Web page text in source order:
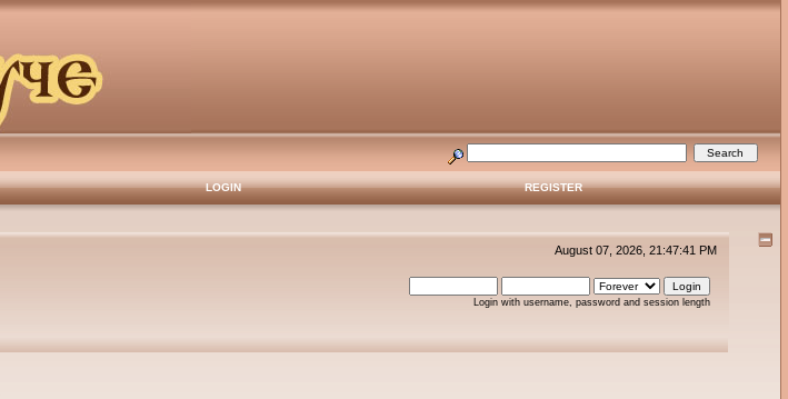
LOGIN REGISTER
August 07, 2026, 21:47:41 PM
Login with username, password and session length